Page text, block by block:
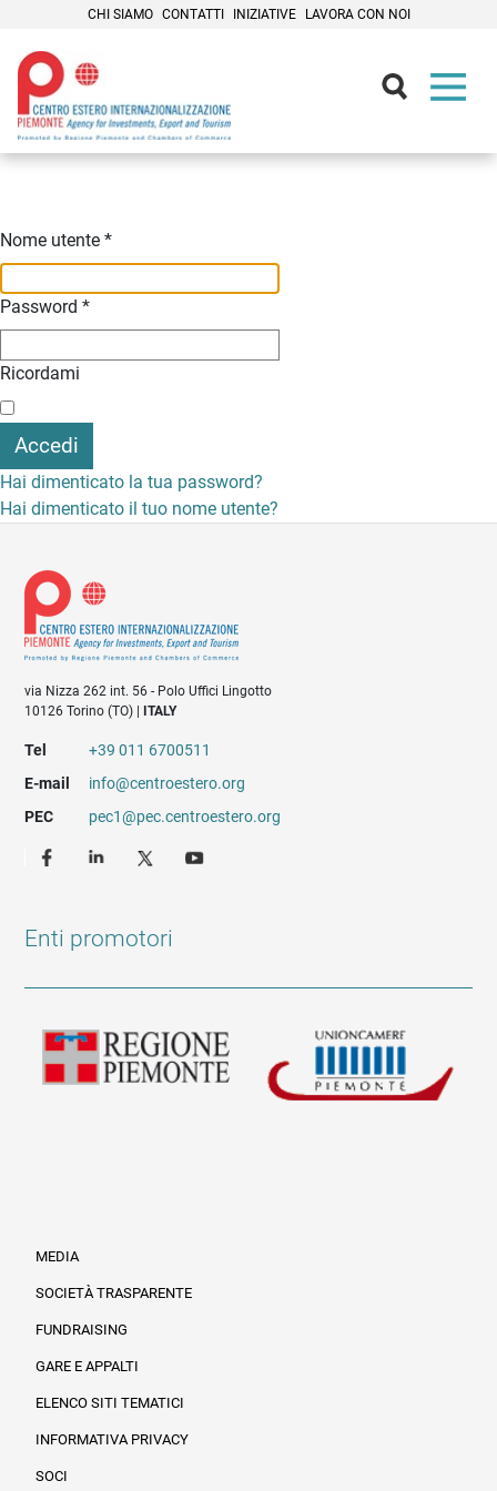
CHI SIAMO CONTATTI INIZIATIVE LAVORA CON NOI
Nome utente *
Password *
Ricordami
Accedi
Hai dimenticato la tua password?
Hai dimenticato il tuo nome utente?
via Nizza 262 int. 56 - Polo Uffici Lingotto
10126 Torino (TO) |
ITALY
Tel
+39 011 6700511
E-mail
info@centroestero.org
PEC
pec1@pec.centroestero.org
Enti promotori
MEDIA
SOCIETÀ TRASPARENTE
FUNDRAISING
GARE E APPALTI
ELENCO SITI TEMATICI
INFORMATIVA PRIVACY
SOCI